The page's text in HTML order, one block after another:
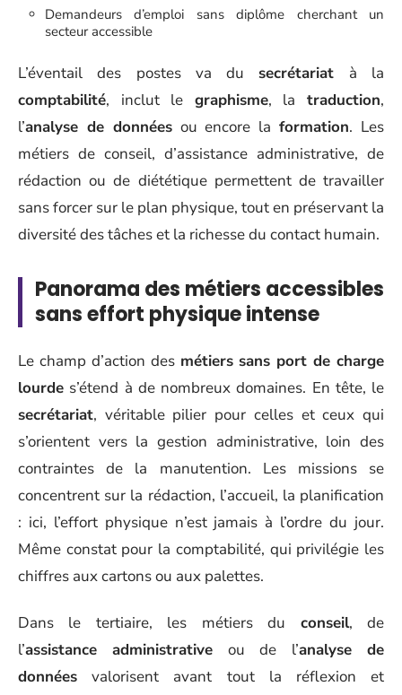
Demandeurs d’emploi sans diplôme cherchant un
secteur accessible
L’éventail des postes va du secrétariat à la
comptabilité, inclut le graphisme, latraduction,
l’analyse de donnéesou encore laformation. Les
métiers de conseil, d’assistance administrative, de
rédaction ou de diététique permettent de travailler
sans forcer sur le plan physique, tout en préservant la
diversité des tâches et la richesse du contact humain.
Panorama des métiers accessibles
sans effort physique intense
Le champ d’action des métiers sans port de charge
lourde s’étend à de nombreux domaines. En tête, le
secrétariat, véritable pilier pour celles et ceux qui
s’orientent vers la gestion administrative, loin des
contraintes de la manutention. Les missions se
concentrent sur la rédaction, l’accueil, la planification
: ici, l’effort physique n’est jamais à l’ordre du jour.
Même constat pour la comptabilité, qui privilégie les
chiffres aux cartons ou aux palettes.
Dans le tertiaire, les métiers du conseil, de
l’assistance administrative ou de l’analyse de
données valorisent avant tout la réflexion et